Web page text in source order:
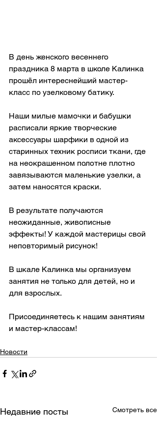
В день женского весеннего
праздника 8 марта в школе Калинка
прошёл интереснейший мастер-
класс по узелковому батику.
Наши милые мамочки и бабушки
расписали яркие творческие
аксессуары шарфики в одной из
старинных техник росписи ткани, где
на неокрашенном полотне плотно
завязываются маленькие узелки, а
затем наносятся краски.
В результате получаются
неожиданные, живописные
эффекты! У каждой мастерицы свой
неповторимый рисунок!
В шкале Калинка мы организуем
занятия не только для детей, но и
для взрослых.
Присоединяетесь к нашим занятиям
и мастер-классам!
Новости
Недавние посты Смотреть все